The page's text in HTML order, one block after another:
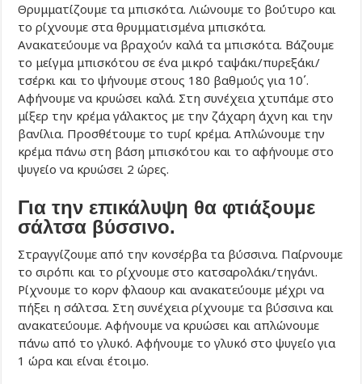
Θρυμματίζουμε τα μπισκότα. Λιώνουμε το βούτυρο και
το ρίχνουμε στα θρυμματισμένα μπισκότα.
Ανακατεύουμε να βραχούν καλά τα μπισκότα. Βάζουμε
το μείγμα μπισκότου σε ένα μικρό ταψάκι/πυρεξάκι/
τσέρκι και το ψήνουμε στους 180 βαθμούς για 10΄.
Αφήνουμε να κρυώσει καλά. Στη συνέχεια χτυπάμε στο
μίξερ την κρέμα γάλακτος με την ζάχαρη άχνη και την
βανίλια. Προσθέτουμε το τυρί κρέμα. Απλώνουμε την
κρέμα πάνω στη βάση μπισκότου και το αφήνουμε στο
ψυγείο να κρυώσει 2 ώρες.
Για την επικάλυψη θα φτιάξουμε
σάλτσα βύσσινο.
Στραγγίζουμε από την κονσέρβα τα βύσσινα. Παίρνουμε
το σιρόπι και το ρίχνουμε στο κατσαρολάκι/τηγάνι.
Ρίχνουμε το κορν φλαουρ και ανακατεύουμε μέχρι να
πήξει η σάλτσα. Στη συνέχεια ρίχνουμε τα βύσσινα και
ανακατεύουμε. Αφήνουμε να κρυώσει και απλώνουμε
πάνω από το γλυκό. Αφήνουμε το γλυκό στο ψυγείο για
1 ώρα και είναι έτοιμο.